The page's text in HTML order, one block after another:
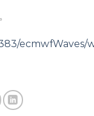
ecmwfWaves/